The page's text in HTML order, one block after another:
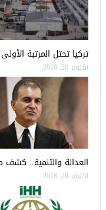
تركيا تحتل المرتبة الأولى
أكتوبر 20, 2018
العدالة والتنمية..
أكتوبر 20, 2018